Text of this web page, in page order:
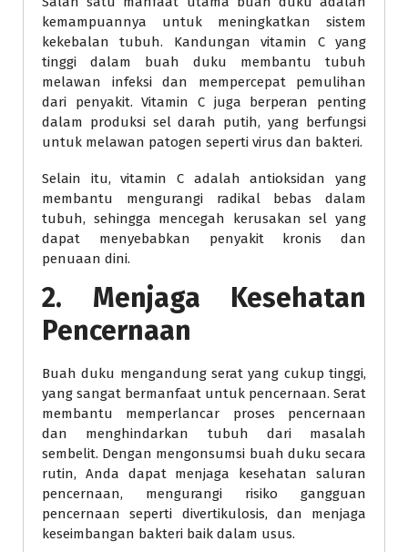
kemampuannya untuk meningkatkan sistem
kekebalan tubuh. Kandungan vitamin C yang
tinggi dalam buah duku membantu tubuh
melawan infeksi dan mempercepat pemulihan
dari penyakit. Vitamin C juga berperan penting
dalam produksi sel darah putih, yang berfungsi
untuk melawan patogen seperti virus dan bakteri.
Selain itu, vitamin C adalah antioksidan yang
membantu mengurangi radikal bebas dalam
tubuh, sehingga mencegah kerusakan sel yang
dapat menyebabkan penyakit kronis dan
penuaan dini.
2. Menjaga Kesehatan
Pencernaan
Buah duku mengandung serat yang cukup tinggi,
yang sangat bermanfaat untuk pencernaan. Serat
membantu memperlancar proses pencernaan
dan menghindarkan tubuh dari masalah
sembelit. Dengan mengonsumsi buah duku secara
rutin, Anda dapat menjaga kesehatan saluran
pencernaan, mengurangi risiko gangguan
pencernaan seperti divertikulosis, dan menjaga
keseimbangan bakteri baik dalam usus.